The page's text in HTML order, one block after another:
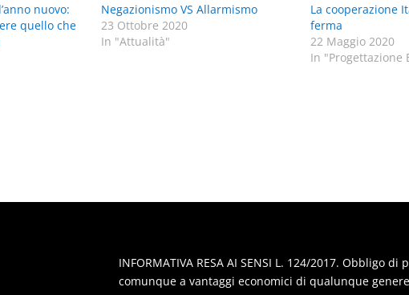
nuovo:
quello che
Negazionismo VS Allarmismo
23 Ottobre 2020
In "Attualità"
La cooperazione
ferma
22 Maggio 2020
In "Progettazione
INFORMATIVA RESA AI SENSI L. 124/2017.
comunque a vantaggi economici di qualunque